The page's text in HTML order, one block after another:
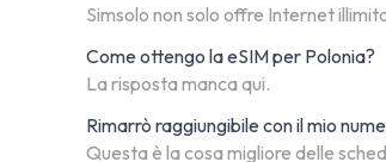
Simsolo non solo offre Internet
Come ottengo la eSIM per Polonia?
La risposta manca qui.
Rimarrò raggiungibile con il mio
Questa è la cosa migliore delle